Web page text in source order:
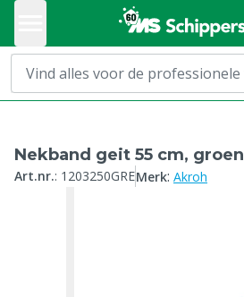
Nekband geit 55 cm, groen
Art.nr.: 1203250GREMerk: Akroh